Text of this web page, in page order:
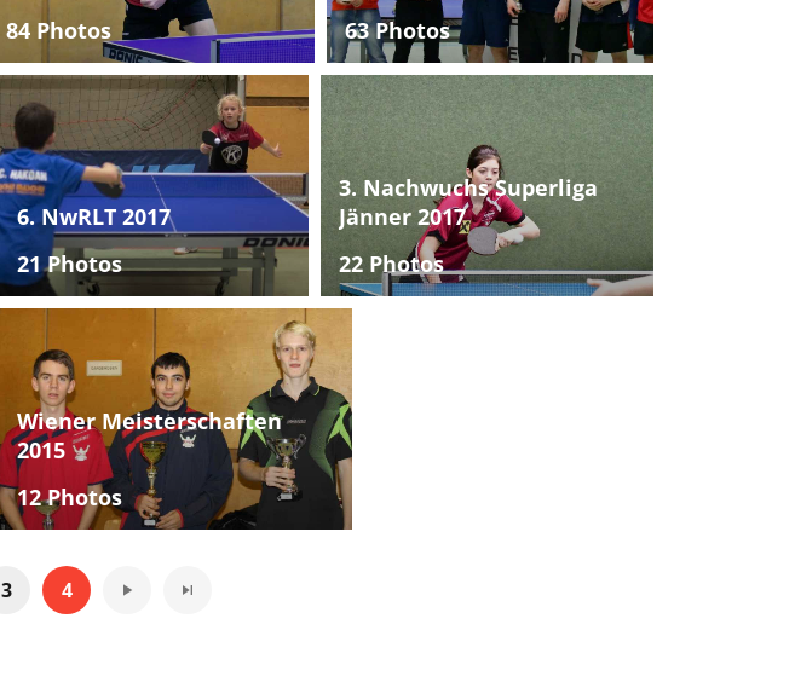
84 Photos
63 Photos
6. NwRLT 2017
21 Photos
3. Nachwuchs Superliga
Jänner 2017
22 Photos
Wiener Meisterschaften
2015
12 Photos
3 4